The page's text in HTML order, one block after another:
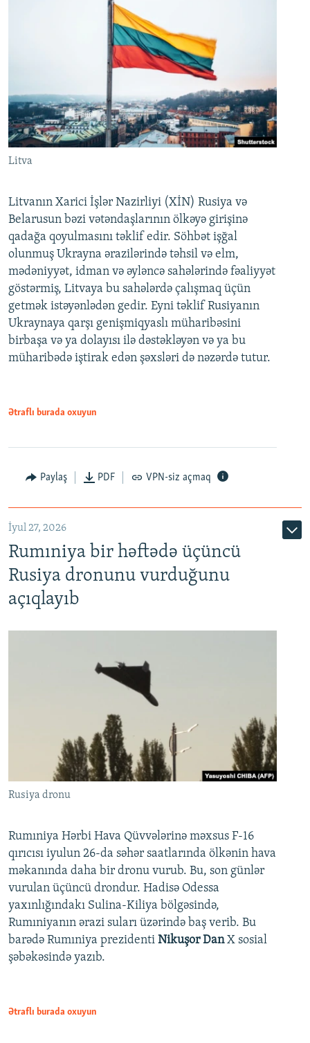
Litva
Litvanın Xarici İşlər Nazirliyi (XİN) Rusiya və
Belarusun bəzi vətəndaşlarının ölkəyə girişinə
qadağa qoyulmasını təklif edir. Söhbət işğal
olunmuş Ukrayna ərazilərində təhsil və elm,
mədəniyyət, idman və əyləncə sahələrində fəaliyyət
göstərmiş, Litvaya bu sahələrdə çalışmaq üçün
getmək istəyənlədən gedir. Eyni təklif Rusiyanın
Ukraynaya qarşı genişmiqyaslı müharibəsini
birbaşa və ya dolayısı ilə dəstəkləyən və ya bu
müharibədə iştirak edən şəxsləri də nəzərdə tutur.
Ətraflı burada oxuyun
Paylaş PDF VPN-siz açmaq
İyul 27, 2026
Rumıniya bir həftədə üçüncü
Rusiya dronunu vurduğunu
açıqlayıb
Rusiya dronu
Rumıniya Hərbi Hava Qüvvələrinə məxsus F-16
qırıcısı iyulun 26-da səhər saatlarında ölkənin hava
məkanında daha bir dronu vurub. Bu, son günlər
vurulan üçüncü drondur. Hadisə Odessa
yaxınlığındakı Sulina-Kiliya bölgəsində,
Rumıniyanın ərazi suları üzərində baş verib. Bu
barədə Rumıniya prezidenti Nikuşor DanX sosial
şəbəkəsində yazıb.
Ətraflı burada oxuyun